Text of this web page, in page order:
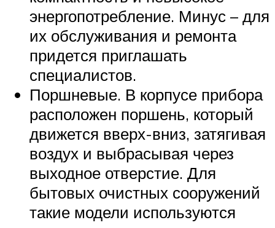
энергопотребление. Минус – для
их обслуживания и ремонта
придется приглашать
специалистов.
Поршневые. В корпусе прибора
расположен поршень, который
движется вверх-вниз, затягивая
воздух и выбрасывая через
выходное отверстие. Для
бытовых очистных сооружений
такие модели используются